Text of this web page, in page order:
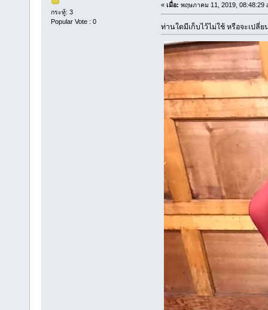
กระทู้: 3
Popular Vote : 0
« เมื่อ: พฤษภาคม 11, 2019, 08:48:29
ท่านใดมีเก็บไว้ไม่ใช้ หรือจะเปลี่